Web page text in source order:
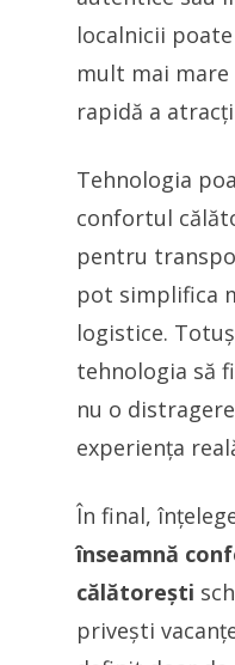
localnicii
mult mai
rapidă a
Tehnologia
confortul
pentru
pot simplifica
logistice.
tehnologia să
nu o
experiența
În final,
înseamnă
călătorești
privești